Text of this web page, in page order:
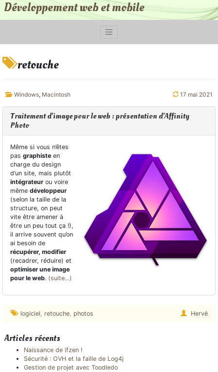
Développement web et mobile
retouche
Windows, Macintosh 17 mai 2021
Traitement d’image pour le web : présentation d’Affinity
Photo
Même si vous n’êtes
pas graphiste en
charge du design
d’un site, mais plutôt
intégrateur ou voire
même développeur
(selon la taille de la
structure, on peut
vite être amener à
être un peu tout ça !),
il arrive souvent qu’on
ai besoin de
récupérer, modifier
(recadrer, réduire) et
optimiser une image
pour le web. (suite…)
logiciel retouche, photos Hervé
Articles récents
Naissance de ifzen !
Sécurité : OVH et la faille de Log4j
Gestion de projet avec Toodledo